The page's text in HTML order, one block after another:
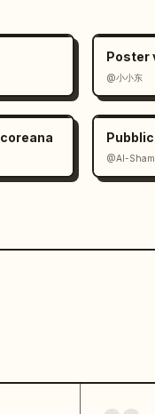
Poster
@小小东
@Al-